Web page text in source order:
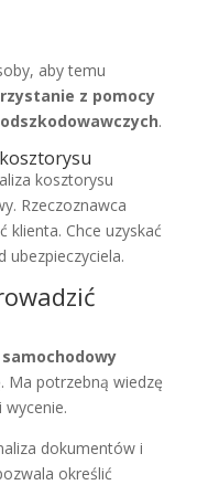
aby temu
z pomocy
.
kosztorysu
Rzeczoznawca
klienta. Chce uzyskać
ubezpieczyciela.
Ma potrzebną wiedzę
dokumentów i
określić